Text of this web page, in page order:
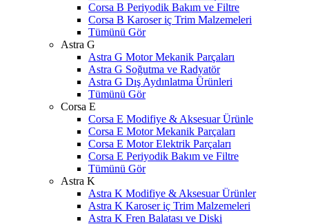
Corsa B Periyodik Bakım ve Filtre
Corsa B Karoser iç Trim Malzemeleri
Tümünü Gör
Astra G
Astra G Motor Mekanik Parçaları
Astra G Soğutma ve Radyatör
Astra G Dış Aydınlatma Ürünleri
Tümünü Gör
Corsa E
Corsa E Modifiye & Aksesuar Ürünle
Corsa E Motor Mekanik Parçaları
Corsa E Motor Elektrik Parçaları
Corsa E Periyodik Bakım ve Filtre
Tümünü Gör
Astra K
Astra K Modifiye & Aksesuar Ürünler
Astra K Karoser iç Trim Malzemeleri
Astra K Fren Balatası ve Diski